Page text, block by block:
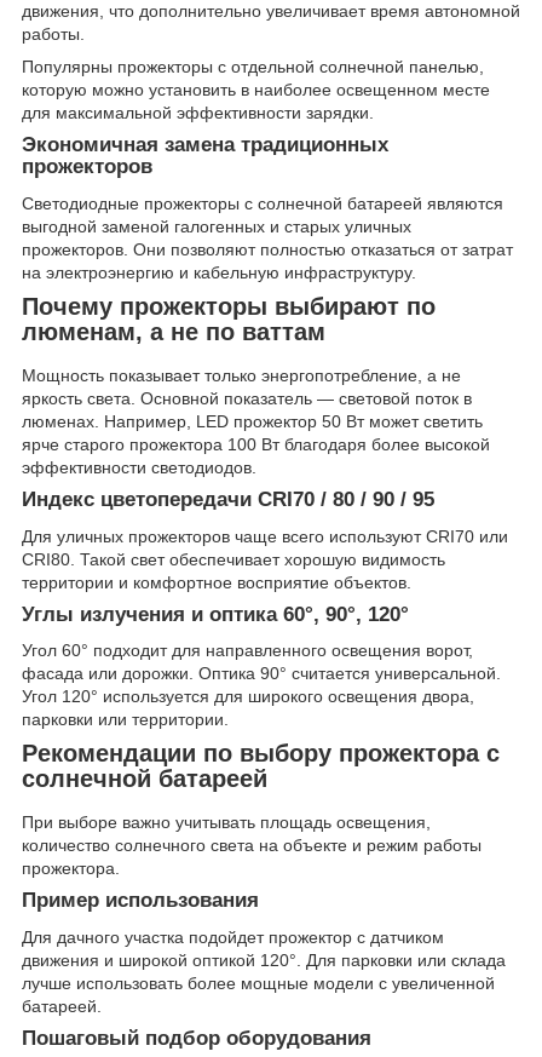
движения, что дополнительно увеличивает время автономной
работы.
Популярны прожекторы с отдельной солнечной панелью,
которую можно установить в наиболее освещенном месте
для максимальной эффективности зарядки.
Экономичная замена традиционных
прожекторов
Светодиодные прожекторы с солнечной батареей являются
выгодной заменой галогенных и старых уличных
прожекторов. Они позволяют полностью отказаться от затрат
на электроэнергию и кабельную инфраструктуру.
Почему прожекторы выбирают по
люменам, а не по ваттам
Мощность показывает только энергопотребление, а не
яркость света. Основной показатель — световой поток в
люменах. Например, LED прожектор 50 Вт может светить
ярче старого прожектора 100 Вт благодаря более высокой
эффективности светодиодов.
Индекс цветопередачи CRI70 / 80 / 90 / 95
Для уличных прожекторов чаще всего используют CRI70 или
CRI80. Такой свет обеспечивает хорошую видимость
территории и комфортное восприятие объектов.
Углы излучения и оптика 60°, 90°, 120°
Угол 60° подходит для направленного освещения ворот,
фасада или дорожки. Оптика 90° считается универсальной.
Угол 120° используется для широкого освещения двора,
парковки или территории.
Рекомендации по выбору прожектора с
солнечной батареей
При выборе важно учитывать площадь освещения,
количество солнечного света на объекте и режим работы
прожектора.
Пример использования
Для дачного участка подойдет прожектор с датчиком
движения и широкой оптикой 120°. Для парковки или склада
лучше использовать более мощные модели с увеличенной
батареей.
Пошаговый подбор оборудования